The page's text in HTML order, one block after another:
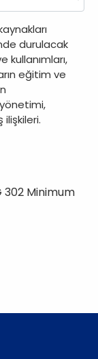
durulacak
kullanımları,
eğitim ve
302 Minimum